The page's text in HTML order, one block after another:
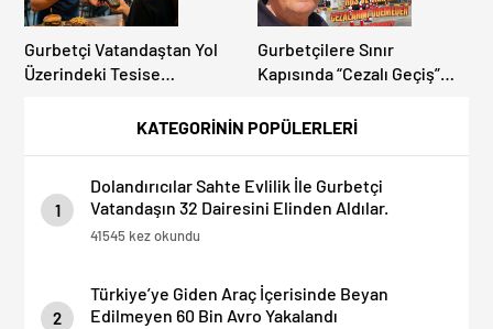
KATEGORİNİN POPÜLERLERİ
1
Dolandırıcılar Sahte Evlilik İle Gurbetçi
Vatandaşın 32 Dairesini Elinden Aldılar.
41545 kez okundu
2
Türkiye’ye Giden Araç İçerisinde Beyan
Edilmeyen 60 Bin Avro Yakalandı
Gurbetçi Vatandaştan Yol
Üzerindeki Tesise
“Hesabınızı Mutlaka Kontrol
Gurbetçilere Sınır
Kapısında “Cezalı Geçiş”
Dışına Çıkamıyor!